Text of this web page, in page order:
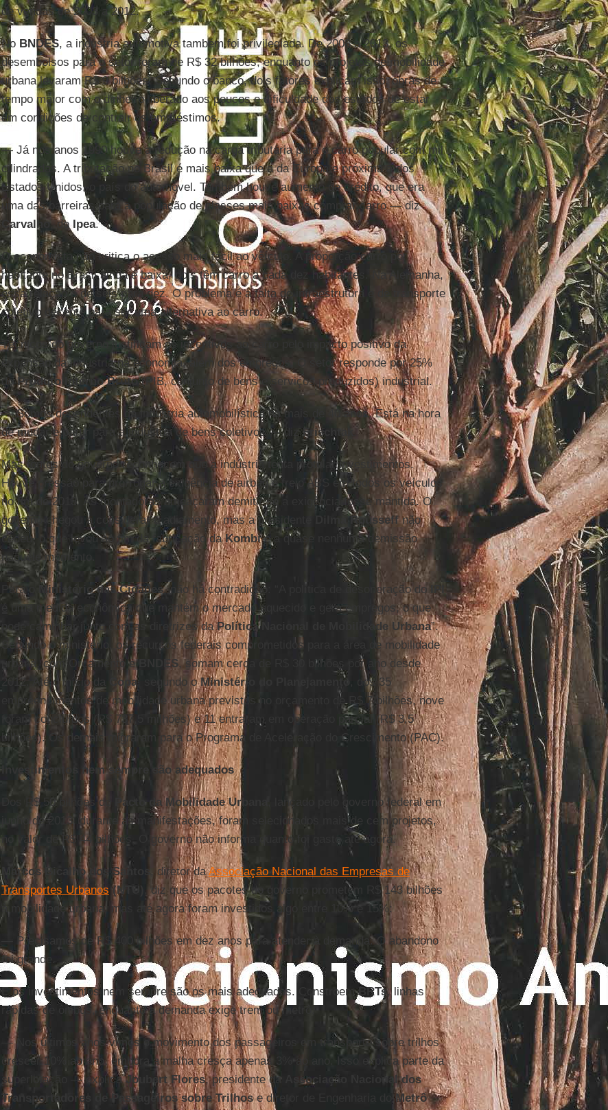
de vendas de 2003 a 2012.
NoBNDES, a indústria automotiva também foi privilegiada. De 2008 a 2013, os
desembolsos para o setor foram de R$ 32 bilhões, enquanto os projetos de mobilidade
urbana levaram R$ 9 bilhões. Segundo o banco, dois fatores explicam isso: obras de
tempo maior com o dinheiro liberado aos poucos e dificuldade dos estados de estar
em condições de contrair os empréstimos.
— Já nos anos 1990 houve a redução na carga tributária para o carro popular com mil
cilindradas. A tributação no Brasil é mais baixa que a da Europa e próxima à dos
Estados Unidos, o país do automóvel. Também houve aumento de crédito, que era
uma das barreiras para a população de classes mais baixas comprar carro — diz
Carvalho, do Ipea.
O economista não critica o acesso mais fácil ao veículo. A proporção carro por
habitante no Brasil ainda é baixa, dois têm carro a cada dez habitantes. Na Alemanha,
essa relação é de seis para dez. O problema é a falta de infraestrutura e de transporte
coletivo decente para ser uma alternativa ao carro.
Técnicos do governo justificam os incentivos ao carro pelo impacto positivo da
expansão da indústria na economia, além dos empregos. O setor responde por 25%
doProduto Interno Bruto(PIB, conjunto de bens e serviços produzidos) industrial.
— Somos dependentes da indústria automobilística há mais de 40 anos. Está na hora
de mudar e partir para a indústria de bens coletivos — dizFrischtak .
Mas fontes do governo reconhecem que a indústria tenta protelar investimentos.
Houve pressão para prorrogar a exigência de airbag e freio ABS em todos os veículos
no fim de 2013. As montadoras ameaçaram demitir se a exigência fosse mantida. O
governo chegou a considerar o adiamento, mas a presidente
Dilma Rousseffnão
cedeu, o que levou ao fim da fabricação daKombie a quase nenhuma demissão
naquele momento.
Para o Ministério das Cidades, não há contradição: “A política de desoneração do
IPI
é uma medida econômica que mantém o mercado aquecido e gera empregos, o que
pode caminhar junto com as diretrizes daPolítica Nacional de Mobilidade Urbana”.
Segundo o ministério, os recursos federais comprometidos para a área de mobilidade
urbana, com Orçamento e
BNDES, somam cerca de R$ 30 bilhões por ano desde
2012. Até o início da
Copa, segundo oMinistério do Planejamento
, dos 35
empreendimentos de mobilidade urbana previstos no orçamento de R$ 7 bilhões, nove
foram concluídos (R$ 737,5 milhões) e 11 entraram em operação parcial (R$ 3,5
bilhões). Os demais migraram para o Programa de Aceleração do Crescimento (PAC).
Investimentos nem sempre são adequados
Dos R$ 50 bilhões do Pacto da Mobilidade Urbana
, lançado pelo governo federal em
junho de 2013, durante as manifestações, foram selecionados mais de cem projetos,
no valor de R$ 44 bilhões. O governo não informa quanto foi gasto até agora.
Marcos Bicalho dos Santos , diretor daAssociação Nacional das Empresas de
Transportes Urbanos (NTU)
, diz que os pacotes do governo prometem R$ 143 bilhões
à mobilidade urbana, mas até agora foram investidos algo entre 10% e 15%:
— Precisamos de R$ 400 bilhões em dez anos para atender à demanda. O abandono
foi grande.
E os investimentos nem sempre são os mais adequados. ConstroemBRTs, linhas
rápidas de ônibus, enquanto a demanda exige trem ou metrô.
— Nos últimos anos vimos o movimento dos passageiros em transporte sobre trilhos
crescer 10% ao ano, embora a malha cresça apenas 3% ao ano. Isso explica parte da
superlotação — explicaJoubert Flores, presidente da
Associação Nacional dos
Transportadores de Passageiros sobre Trilhose diretor de Engenharia doMetrô